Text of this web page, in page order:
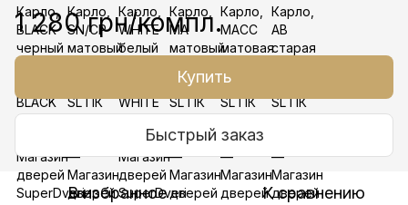
1 280 грн/компл.
Купить
Быстрый заказ
В избранное К сравнению